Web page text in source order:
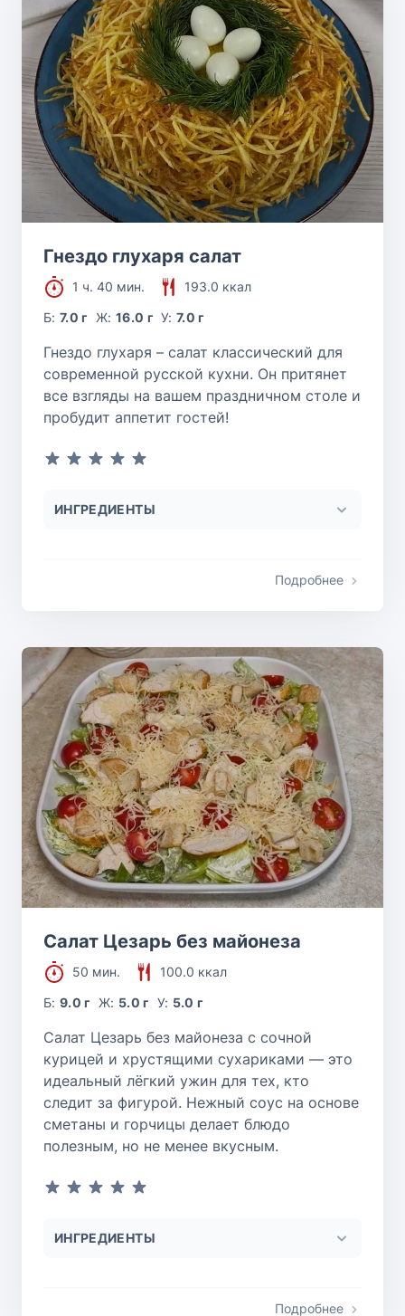
Гнездо глухаря салат
1 ч. 40 мин.
193.0 ккал
Б:7.0 г Ж: 16.0 г У:7.0 г
Гнездо глухаря – салат классический для
современной русской кухни. Он притянет
все взгляды на вашем праздничном столе и
пробудит аппетит гостей!
ИНГРЕДИЕНТЫ
Подробнее
Салат Цезарь без майонеза
50 мин.
100.0 ккал
Б:9.0 г Ж: 5.0 г У: 5.0 г
Салат Цезарь без майонеза с сочной
курицей и хрустящими сухариками — это
идеальный лёгкий ужин для тех, кто
следит за фигурой. Нежный соус на основе
сметаны и горчицы делает блюдо
полезным, но не менее вкусным.
ИНГРЕДИЕНТЫ
Подробнее